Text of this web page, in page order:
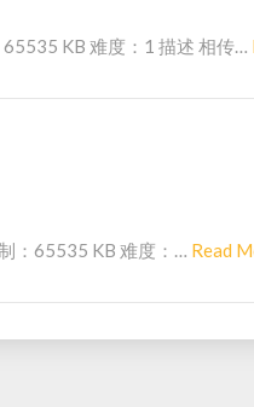
KB 难度：1 描述 相传…
65535 KB 难度：… Read